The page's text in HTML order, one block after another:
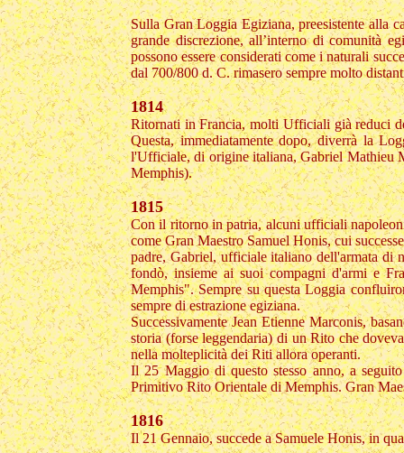
Sulla Gran Loggia Egiziana, preesistente alla
grande discrezione, all’interno di comunità
possono essere considerati come i naturali
dal 700/800 d. C. rimasero sempre molto
1814
Ritornati in Francia, molti Ufficiali già reduci
Questa, immediatamente dopo, diverrà la
l'Ufficiale, di origine italiana, Gabriel Mathieu
Memphis).
1815
Con il ritorno in patria, alcuni ufficiali
come Gran Maestro Samuel Honis, cui
padre, Gabriel, ufficiale italiano dell'armata di
fondò, insieme ai suoi compagni d'armi e
Memphis". Sempre su questa Loggia
sempre di estrazione egiziana.
Successivamente Jean Etienne Marconis,
storia (forse leggendaria) di un Rito che
nella molteplicità dei Riti allora operanti.
Il 25 Maggio di questo stesso anno, a
Primitivo Rito Orientale di Memphis. Gran
1816
Il 21 Gennaio, succede a Samuele Honis, in